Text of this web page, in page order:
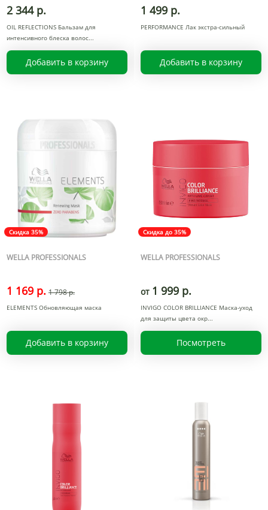
2 344 р.
OIL REFLECTIONS Бальзам для
интенсивного блеска волос
Добавить в корзину
1 499 р.
PERFORMANCE Лак экстра-сильный
Добавить в корзину
Скидка 35%
WELLA PROFESSIONALS
1 169 р. 1 798 р.
ELEMENTS Обновляющая маска
Добавить в корзину
Скидка до 35%
WELLA PROFESSIONALS
от 1 999 р.
INVIGO COLOR BRILLIANCE Маска-уход
для защиты цвета окр
Посмотреть